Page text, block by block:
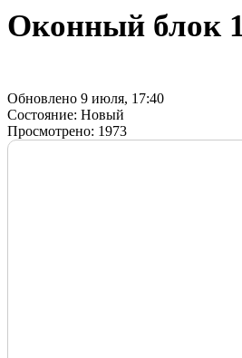
Оконный блок
Обновлено 9 июля, 17:40
Состояние: Новый
Просмотрено: 1973